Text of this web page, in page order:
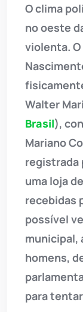
O clima
no oeste
violenta.
Walter
Brasil),
Mariano
registrada
uma loja
recebidas
possível
municipal,
homens,
para